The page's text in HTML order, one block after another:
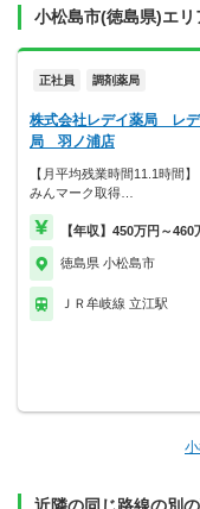
小松島市(徳島県)エリ
正社員 調剤薬局
株式会社レデイ薬局 レ
局 羽ノ浦店
【月平均残業時間11.1時間
みんマーク取得…
【年収】450万円～460
徳島県 小松島市
ＪＲ牟岐線 立江駅